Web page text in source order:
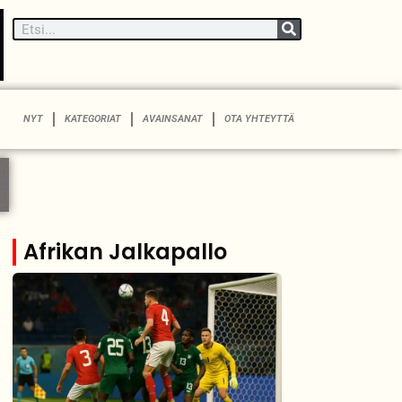
NYT KATEGORIAT AVAINSANAT OTA YHTEYTTÄ
Afrikan Jalkapallo